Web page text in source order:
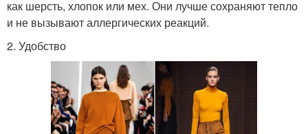
как шерсть, хлопок или мех. Они лучше сохраняют тепло
и не вызывают аллергических реакций.
2. Удобство